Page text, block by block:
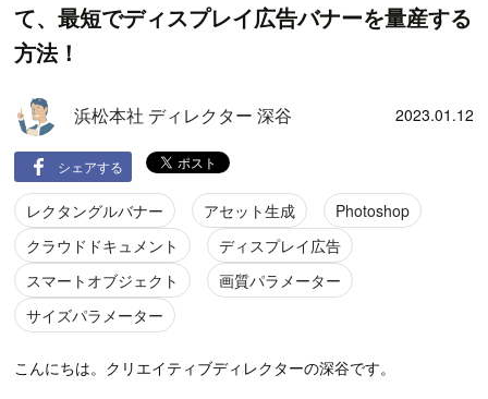
て、最短でディスプレイ広告バナーを量産する
方法！
浜松本社 ディレクター 深谷 2023.01.12
シェアする
レクタングルバナー アセット生成
Photoshop
クラウドドキュメント
ディスプレイ広告
スマートオブジェクト
画質パラメーター
サイズパラメーター
こんにちは。クリエイティブディレクターの深谷です。